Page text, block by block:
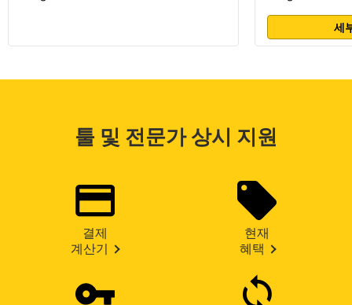
세
툴 및 전문가 상시 지원
결제
계산기
현재
혜택